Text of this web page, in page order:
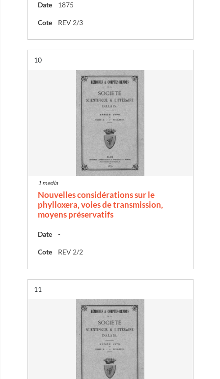
Date 1875
Cote REV 2/3
Résultat n°
10
1 media
Nouvelles considérations sur le
phylloxera, voies de transmission,
moyens préservatifs
Date -
Cote REV 2/2
Résultat n°
11